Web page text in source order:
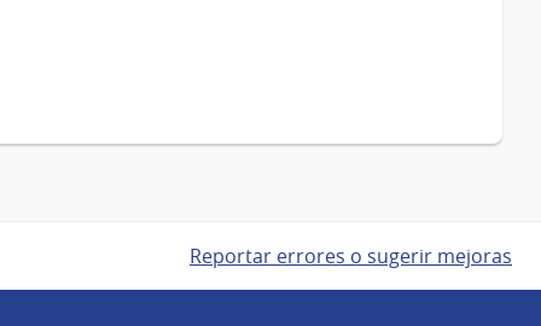
Reportar errores o sugerir mejoras